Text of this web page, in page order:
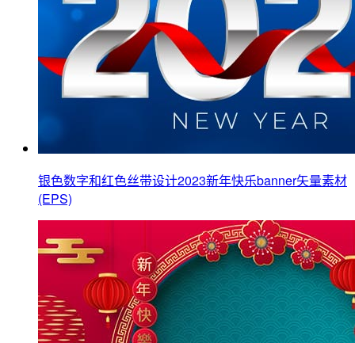
银色数字和红色丝带设计2023新年快乐banner矢量素材
(EPS)